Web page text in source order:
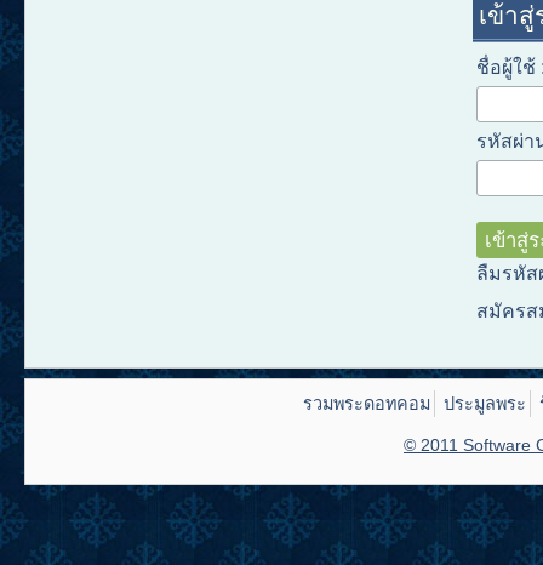
เข้าสู่
ชื่อผู้ใช้
รหัสผ่า
ลืมรหัส
สมัคร
รวมพระดอทคอม ประมูลพระ
© 2011 Software